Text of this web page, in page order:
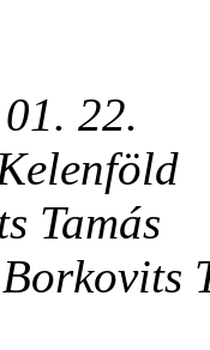
22.
Tamás